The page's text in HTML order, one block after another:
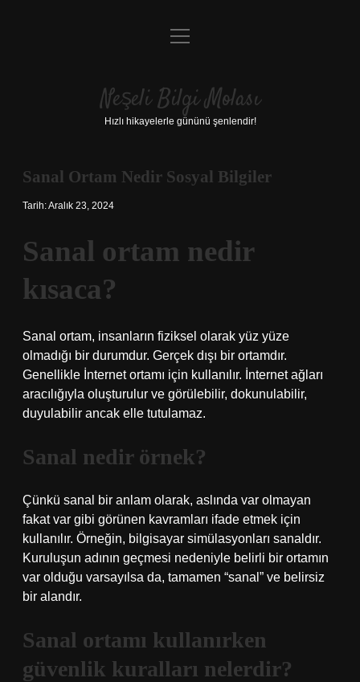
Anasayfa
Yasal Uyarı
menüyü
Neşeli Bilgi Molası
Hızlı hikayelerle gününü şenlendir!
Sanal Ortam Nedir Sosyal Bilgiler
Tarih: Aralık 23, 2024
Sanal ortam nedir
kısaca?
Sanal ortam, insanların fiziksel olarak yüz yüze
olmadığı bir durumdur. Gerçek dışı bir ortamdır.
Genellikle İnternet ortamı için kullanılır. İnternet ağları
aracılığıyla oluşturulur ve görülebilir, dokunulabilir,
duyulabilir ancak elle tutulamaz.
Sanal nedir örnek?
Çünkü sanal bir anlam olarak, aslında var olmayan
fakat var gibi görünen kavramları ifade etmek için
kullanılır. Örneğin, bilgisayar simülasyonları sanaldır.
Kuruluşun adının geçmesi nedeniyle belirli bir ortamın
var olduğu varsayılsa da, tamamen “sanal” ve belirsiz
bir alandır.
Sanal ortamı kullanırken
güvenlik kuralları nelerdir?